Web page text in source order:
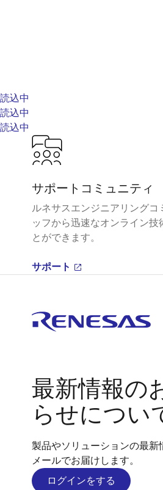
読込中
読込中
読込中
サポートコミュニティ
ルネサスエンジニアリングコ
ッフから迅速なオンライン技
とができます。
サポート
最新情報の
らせについ
製品やソリューションの最新
メールでお届けします。
ログインをする